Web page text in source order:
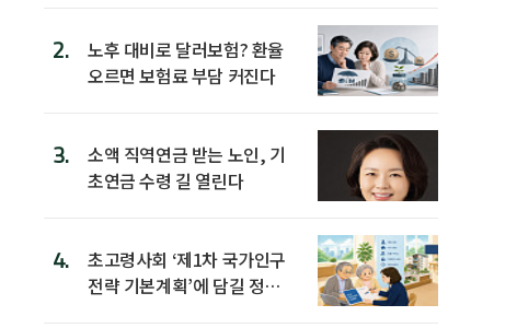
2.
노후 대비로 달러보험? 환율
오르면 보험료 부담 커진다
3.
소액 직역연금 받는 노인, 기
초연금 수령 길 열린다
4.
초고령사회 ‘제1차 국가인구
전략 기본계획’에 담길 정책